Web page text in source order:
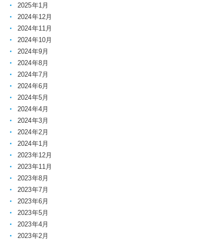
2025年1月
2024年12月
2024年11月
2024年10月
2024年9月
2024年8月
2024年7月
2024年6月
2024年5月
2024年4月
2024年3月
2024年2月
2024年1月
2023年12月
2023年11月
2023年8月
2023年7月
2023年6月
2023年5月
2023年4月
2023年2月